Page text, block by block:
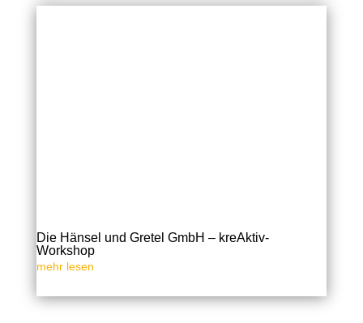
Die Hänsel und Gretel GmbH – kreAktiv-
Workshop
mehr lesen